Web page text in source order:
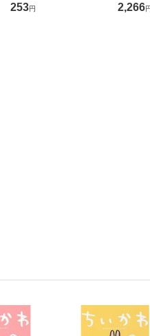
社 [文庫]【メール便送
253円
【メ
2,266